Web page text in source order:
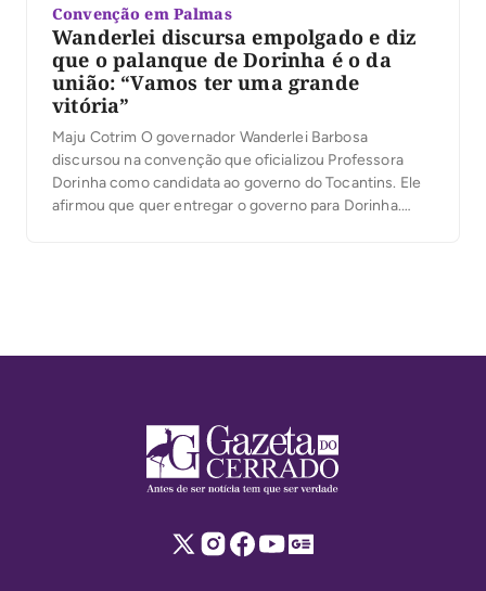
Convenção em Palmas
Wanderlei discursa empolgado e diz
que o palanque de Dorinha é o da
união: “Vamos ter uma grande
vitória”
Maju Cotrim O governador Wanderlei Barbosa
discursou na convenção que oficializou Professora
Dorinha como candidata ao governo do Tocantins. Ele
afirmou que quer entregar o governo para Dorinha.